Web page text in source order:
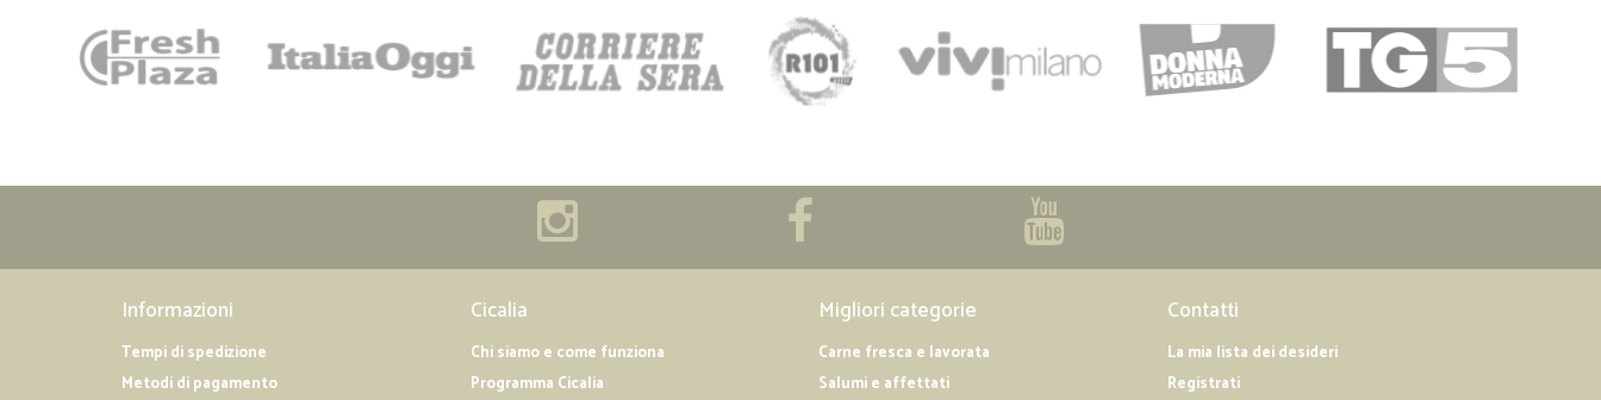
05/01/2022
Isabella S.
servizio eccellente! ottima comunicazione! prezzi buoni e spedizioni veloci.
Informazioni
Tempi di spedizione
Metodi di pagamento
Cicalia
Chi siamo e come funziona
Programma Cicalia
Migliori categorie
Carne fresca e lavorata
Salumi e affettati
Contatti
La mia lista dei desideri
Registrati